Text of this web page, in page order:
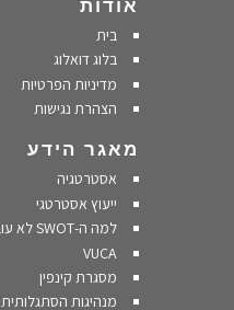
אודות
בית
בלוג דואלוג
מדיניות הפרטיות
הצהרת נגישות
מאגר הידע
אסטרטגיה
ייעוץ אסטרטגי
למה ה-SWOT לא עובד
VUCA
מסגרת קינפין
מנהיגות הסתגלותית